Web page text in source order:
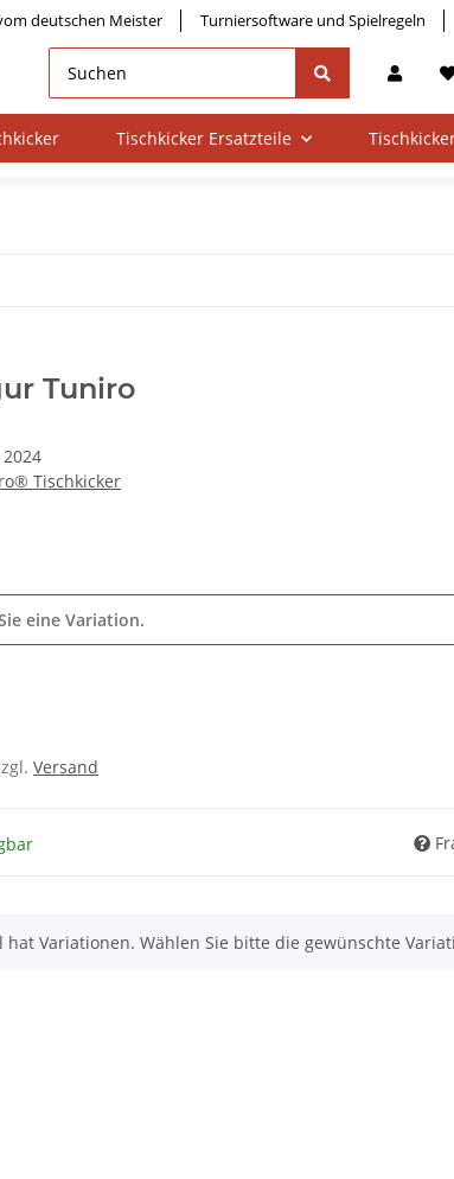
deutschen Meister Turniersoftware und Spielregeln
Tischkicker Ersatzteile
Tuniro
2024
Tischkicker
eine Variation.
Versand
hat Variationen. Wählen Sie bitte die gewünschte